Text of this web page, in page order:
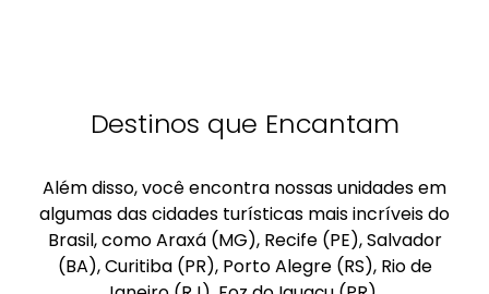
Destinos que Encantam
Além disso, você encontra nossas unidades em
algumas das cidades turísticas mais incríveis do
Brasil, como Araxá (MG), Recife (PE), Salvador
(BA), Curitiba (PR), Porto Alegre (RS), Rio de